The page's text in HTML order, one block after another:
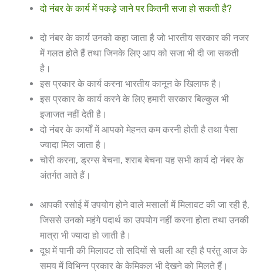
दो नंबर के कार्य में पकड़े जाने पर कितनी सजा हो सकती है?
दो नंबर के कार्य उनको कहा जाता है जो भारतीय सरकार की नजर
में गलत होते हैं तथा जिनके लिए आप को सजा भी दी जा सकती
है।
इस प्रकार के कार्य करना भारतीय कानून के खिलाफ है।
इस प्रकार के कार्य करने के लिए हमारी सरकार बिल्कुल भी
इजाजत नहीं देती है।
दो नंबर के कार्यों में आपको मेहनत कम करनी होती है तथा पैसा
ज्यादा मिल जाता है।
चोरी करना, ड्रग्स बेचना, शराब बेचना यह सभी कार्य दो नंबर के
अंतर्गत आते हैं।
आपकी रसोई में उपयोग होने वाले मसालों में मिलावट की जा रही है,
जिससे उनको महंगे पदार्थ का उपयोग नहीं करना होता तथा उनकी
मात्रा भी ज्यादा हो जाती है।
दूध में पानी की मिलावट तो सदियों से चली आ रही है परंतु आज के
समय में विभिन्न प्रकार के केमिकल भी देखने को मिलते हैं।